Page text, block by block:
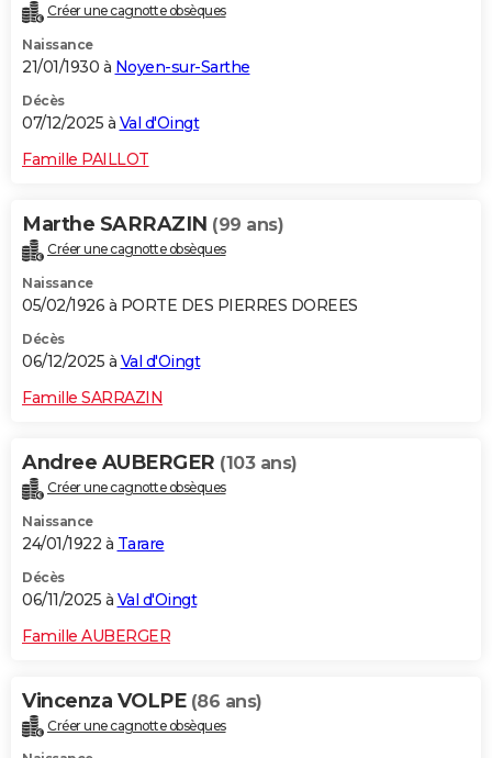
Créer une cagnotte obsèques
Naissance
21/01/1930 à Noyen-sur-Sarthe
Décès
07/12/2025 à Val d'Oingt
Famille PAILLOT
Marthe SARRAZIN (99 ans)
Créer une cagnotte obsèques
Naissance
05/02/1926 à PORTE DES PIERRES DOREES
Décès
06/12/2025 à Val d'Oingt
Famille SARRAZIN
Andree AUBERGER (103 ans)
Créer une cagnotte obsèques
Naissance
24/01/1922 à Tarare
Décès
06/11/2025 à Val d'Oingt
Famille AUBERGER
Vincenza VOLPE (86 ans)
Créer une cagnotte obsèques